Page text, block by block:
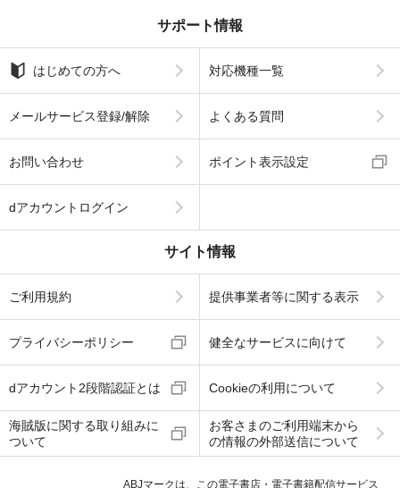
サポート情報
はじめての方へ 対応機種一覧
メールサービス登録/解除 よくある質問
お問い合わせ ポイント表示設定
dアカウントログイン
サイト情報
ご利用規約 提供事業者等に関する表示
プライバシーポリシー 健全なサービスに向けて
dアカウント2段階認証とは Cookieの利用について
海賊版に関する取り組みに
ついて
お客さまのご利用端末から
の情報の外部送信について
ABJマークは、この電子書店・電子書籍配信サービス